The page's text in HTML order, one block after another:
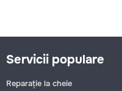
Servicii populare
Reparație la cheie